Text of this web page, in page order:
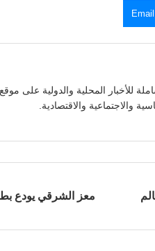
Email
والاجتماعية والاقتصادية.
معز الشرقي يودع